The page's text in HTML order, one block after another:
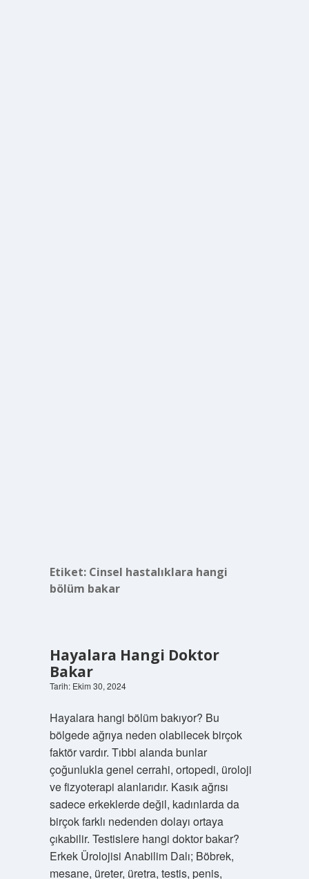
Etiket: Cinsel hastalıklara hangi
bölüm bakar
Hayalara Hangi Doktor
Bakar
Tarih: Ekim 30, 2024
Hayalara hangi bölüm bakıyor? Bu
bölgede ağrıya neden olabilecek birçok
faktör vardır. Tıbbi alanda bunlar
çoğunlukla genel cerrahi, ortopedi, üroloji
ve fizyoterapi alanlarıdır. Kasık ağrısı
sadece erkeklerde değil, kadınlarda da
birçok farklı nedenden dolayı ortaya
çıkabilir. Testislere hangi doktor bakar?
Erkek Ürolojisi Anabilim Dalı; Böbrek,
mesane, üreter, üretra, testis, penis,